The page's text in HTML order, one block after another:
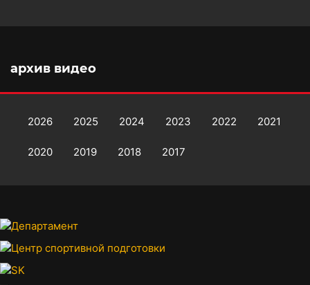
архив видео
2026 2025 2024 2023 2022 2021
2020 2019 2018 2017